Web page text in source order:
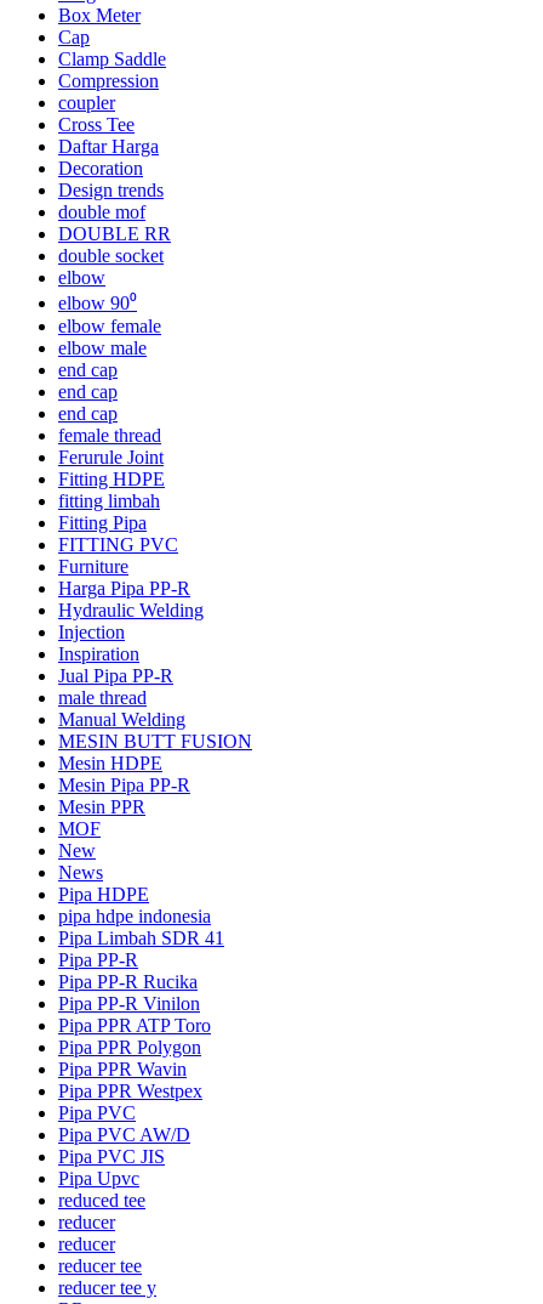
Box Meter
Cap
Clamp Saddle
Compression
coupler
Cross Tee
Daftar Harga
Decoration
Design trends
double mof
DOUBLE RR
double socket
elbow
elbow 90⁰
elbow female
elbow male
end cap
end cap
end cap
female thread
Ferurule Joint
Fitting HDPE
fitting limbah
Fitting Pipa
FITTING PVC
Furniture
Harga Pipa PP-R
Hydraulic Welding
Injection
Inspiration
Jual Pipa PP-R
male thread
Manual Welding
MESIN BUTT FUSION
Mesin HDPE
Mesin Pipa PP-R
Mesin PPR
MOF
New
News
Pipa HDPE
pipa hdpe indonesia
Pipa Limbah SDR 41
Pipa PP-R
Pipa PP-R Rucika
Pipa PP-R Vinilon
Pipa PPR ATP Toro
Pipa PPR Polygon
Pipa PPR Wavin
Pipa PPR Westpex
Pipa PVC
Pipa PVC AW/D
Pipa PVC JIS
Pipa Upvc
reduced tee
reducer
reducer
reducer tee
reducer tee y